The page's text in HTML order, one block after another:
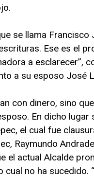
se llama
Ese es el
a esclarecer”,
a su esposo José
con dinero, sino
En dicho lugar
el cual fue
Raymundo
el actual Alcalde
cual no ha sucedido.